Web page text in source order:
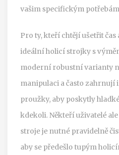
vašim specifickým
Pro ty, kteří chtějí ušetřit
ideální holicí strojky s
moderní robustní varianty
manipulaci a často
proužky, aby poskytly
kdekoli. Někteří uživatelé
stroje je nutné pravidelně
aby se předešlo tupým